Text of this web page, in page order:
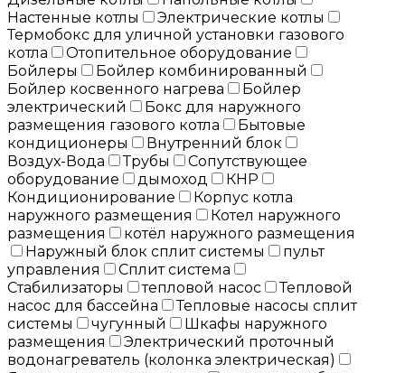
Настенные котлы
Электрические котлы
Термобокс для уличной установки газового
котла
Отопительное оборудование
Бойлеры
Бойлер комбинированный
Бойлер косвенного нагрева
Бойлер
электрический
Бокс для наружного
размещения газового котла
Бытовые
кондиционеры
Внутренний блок
Воздух-Вода
Трубы
Сопутствующее
оборудование
дымоход
КНР
Кондиционирование
Корпус котла
наружного размещения
Котел наружного
размещения
котёл наружного размещения
Наружный блок сплит системы
пульт
управления
Сплит система
Стабилизаторы
тепловой насос
Тепловой
насос для бассейна
Тепловые насосы сплит
системы
чугунный
Шкафы наружного
размещения
Электрический проточный
водонагреватель (колонка электрическая)